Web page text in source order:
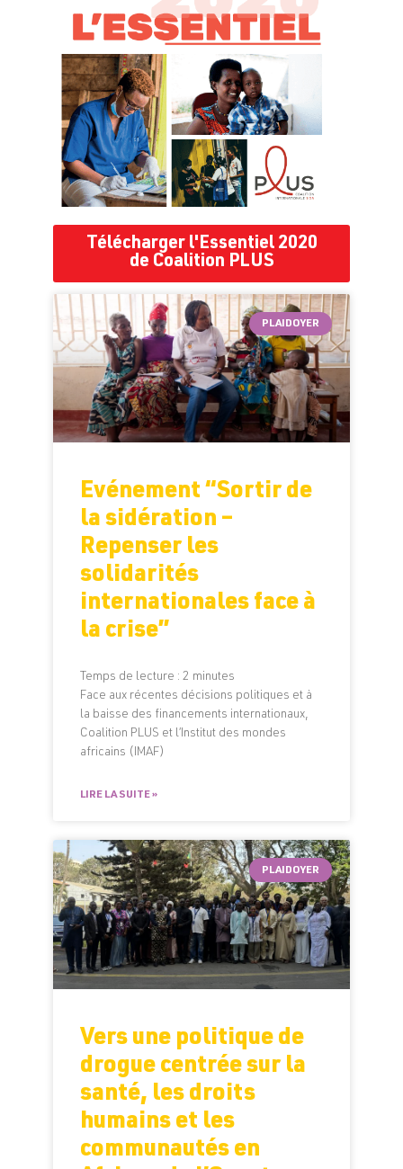
Télécharger l'Essentiel 2020
de Coalition PLUS
PLAIDOYER
Evénement “Sortir de
la sidération –
Repenser les
solidarités
internationales face à
la crise”
Temps de lecture : 2 minutes
Face aux récentes décisions politiques et à
la baisse des financements internationaux,
Coalition PLUS et l’Institut des mondes
africains (IMAF)
LIRE LA SUITE »
PLAIDOYER
Vers une politique de
drogue centrée sur la
santé, les droits
humains et les
communautés en